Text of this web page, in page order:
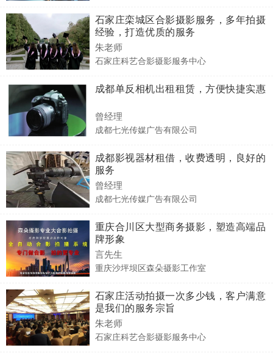
石家庄栾城区合影摄影服务，多年拍摄
经验，打造优质的服务
朱老师
石家庄科艺合影摄影服务中心
成都单反相机出租租赁，方便快捷实惠
曾经理
成都七光传媒广告有限公司
成都影视器材租借，收费透明，良好的
服务
曾经理
成都七光传媒广告有限公司
重庆合川区大型商务摄影，塑造高端品
牌形象
言先生
重庆沙坪坝区森朵摄影工作室
石家庄活动拍摄一次多少钱，客户满意
是我们的服务宗旨
朱老师
石家庄科艺合影摄影服务中心